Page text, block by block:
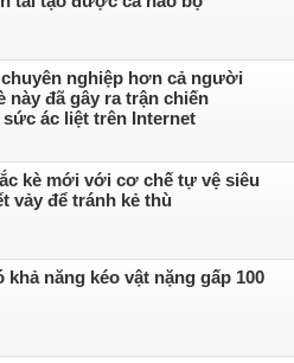
nghiệp hơn cả người
này đã gây ra trận chiến
ác liệt trên Internet
kè mới với cơ chế tự vệ siêu
vảy để tránh kẻ thù
khả năng kéo vật nặng gấp 100